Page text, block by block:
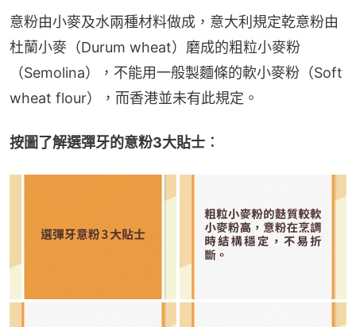
意粉由小麥及水兩種材料做成，意大利規定乾意粉由
杜蘭小麥（Durum wheat）磨成的粗粒小麥粉
（Semolina），不能用一般製麵條的軟小麥粉（Soft
wheat flour），而香港並未有此規定。
按圖了解選彈牙的意粉3大貼士︰